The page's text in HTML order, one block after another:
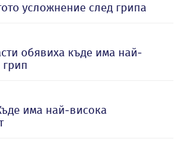
усложнение след грипа
обявиха къде има най-
има най-висока